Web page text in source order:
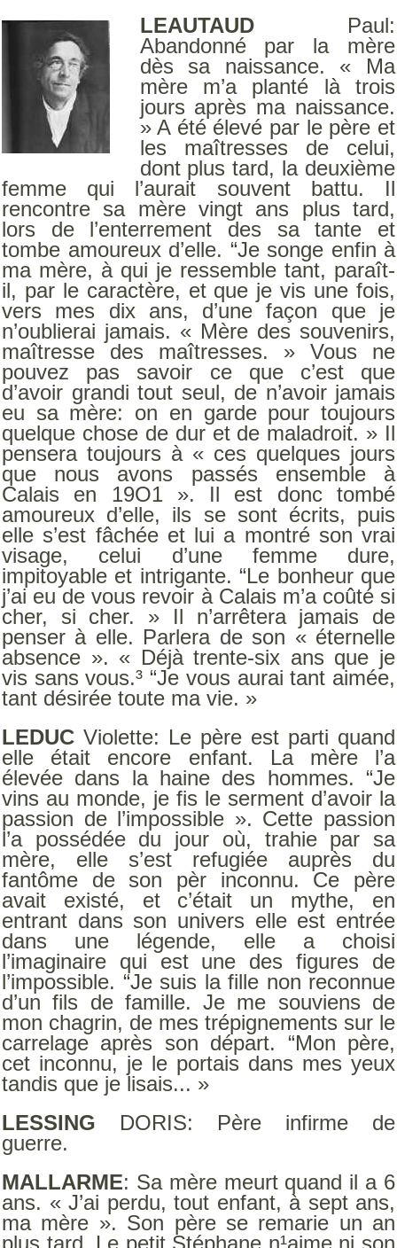
LEAUTAUDPaul:
Abandonné par la mère
dès sa naissance. « Ma
mère m’a planté là trois
jours après ma naissance.
» A été élevé par le père et
les maîtresses de celui,
dont plus tard, la deuxième
femme qui l’aurait souvent battu. Il
rencontre sa mère vingt ans plus tard,
lors de l’enterrement des sa tante et
tombe amoureux d’elle. “Je songe enfin à
ma mère, à qui je ressemble tant, paraît-
il, par le caractère, et que je vis une fois,
vers mes dix ans, d’une façon que je
n’oublierai jamais. « Mère des souvenirs,
maîtresse des maîtresses. » Vous ne
pouvez pas savoir ce que c’est que
d’avoir grandi tout seul, de n’avoir jamais
eu sa mère: on en garde pour toujours
quelque chose de dur et de maladroit. » Il
pensera toujours à « ces quelques jours
que nous avons passés ensemble à
Calais en 19O1 ». Il est donc tombé
amoureux d’elle, ils se sont écrits, puis
elle s’est fâchée et lui a montré son vrai
visage, celui d’une femme dure,
impitoyable et intrigante. “Le bonheur que
j’ai eu de vous revoir à Calais m’a coûté si
cher, si cher. » Il n’arrêtera jamais de
penser à elle. Parlera de son « éternelle
absence ». « Déjà trente-six ans que je
vis sans vous.³ “Je vous aurai tant aimée,
tant désirée toute ma vie. »
LEDUC Violette: Le père est parti quand
elle était encore enfant. La mère l’a
élevée dans la haine des hommes. “Je
vins au monde, je fis le serment d’avoir la
passion de l’impossible ». Cette passion
l’a possédée du jour où, trahie par sa
mère, elle s’est refugiée auprès du
fantôme de son pèr inconnu. Ce père
avait existé, et c’était un mythe, en
entrant dans son univers elle est entrée
dans une légende, elle a choisi
l’imaginaire qui est une des figures de
l’impossible. “Je suis la fille non reconnue
d’un fils de famille. Je me souviens de
mon chagrin, de mes trépignements sur le
carrelage après son départ. “Mon père,
cet inconnu, je le portais dans mes yeux
tandis que je lisais... »
LESSING DORIS: Père infirme de
guerre.
MALLARME: Sa mère meurt quand il a 6
ans. « J’ai perdu, tout enfant, à sept ans,
ma mère ». Son père se remarie un an